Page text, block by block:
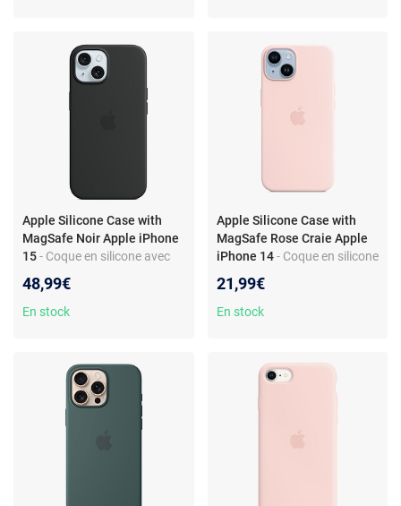
Apple Silicone Case with
MagSafe Noir Apple iPhone
15- Coque en silicone avec
15
48,99€
En stock
Apple Silicone Case with
MagSafe Rose Craie Apple
iPhone 14 - Coque en silicone
iPhone 14
21,99€
En stock